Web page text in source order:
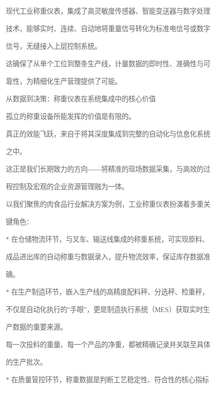
现代工业称重仪表，集成了高灵敏度传感器、智能变送器与数字处理
技术，能够实时、连续、自动地将重量信号转化为标准电信号或数字
信号，无缝接入上层控制系统。
这确保了从单个工位到整条生产线，计量数据的即时性、准确性与可
靠性，为精细化生产管理提供了可能。
从数据到决策：称重仪表在系统集成中的核心价值
孤立的称重设备所能发挥的价值是有限的。
真正的效能飞跃，来自于将其深度集成到完整的自动化与信息化系统
之中。
这正是我们长期致力的方向——将精准的现场数据采集，与高效的过
程控制及宏观的企业资源管理融为一体。
以我们聚焦的肉食品行业解决方案为例，工业称重仪表扮演着多重关
键角色：
* 在仓储物流环节，与叉车、输送线集成的称重系统，可实现原料、
成品进出库的自动称重与数据录入，提升物流效率，保证库存数据准
确。
* 在生产制造环节，嵌入生产线的高精度配料秤、分选秤、检重秤，
不仅是自动化执行的“手眼”，更是制造执行系统（MES）获取实时生
产数据的重要来源。
每一次投料的重量、每一个产品的净重，都被精确记录并关联至具体
的生产批次。
* 在质量管控环节，称重数据是判断工艺稳定性、符合性的核心指标